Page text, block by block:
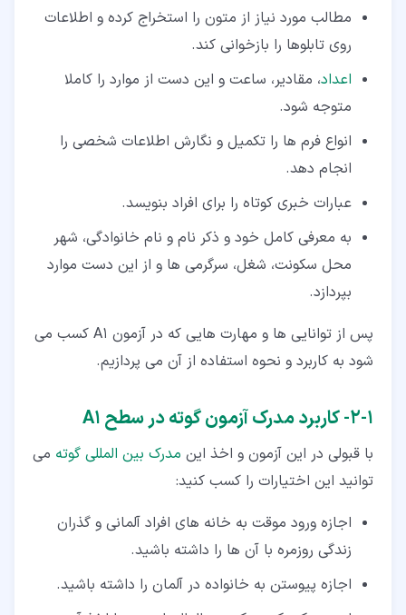
مطالب مورد نیاز از متون را استخراج کرده و اطلاعات
روی تابلوها را بازخوانی کند.
اعداد، مقادیر، ساعت و این دست از موارد را کاملا
متوجه شود.
انواع فرم ها را تکمیل و نگارش اطلاعات شخصی را
انجام دهد.
عبارات خبری کوتاه را برای افراد بنویسد.
به معرفی کامل خود و ذکر نام و نام خانوادگی، شهر
محل سکونت، شغل، سرگرمی ها و از این دست موارد
بپردازد.
پس از توانایی ها و مهارت هایی که در آزمون A1 کسب می
شود به کاربرد و نحوه استفاده از آن می پردازیم.
۱‏-‏۲‏- کاربرد مدرک آزمون گوته در سطح A1
با قبولی در این آزمون و اخذ این مدرک بین المللی گوته می
توانید این اختیارات را کسب کنید:
اجازه ورود موقت به خانه های افراد آلمانی و گذران
زندگی روزمره با آن ها را داشته باشید.
اجازه پیوستن به خانواده در آلمان را داشته باشید.